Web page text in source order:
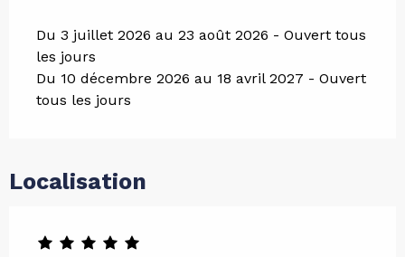
Du 3 juillet 2026 au 23 août 2026 - Ouvert tous
les jours
Du 10 décembre 2026 au 18 avril 2027 - Ouvert
tous les jours
Localisation